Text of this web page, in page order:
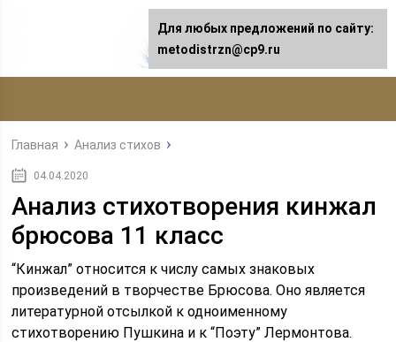
Главная Анализ стихов
04.04.2020
Анализ стихотворения кинжал
брюсова 11 класс
“Кинжал” относится к числу самых знаковых
произведений в творчестве Брюсова. Оно является
литературной отсылкой к одноименному
стихотворению Пушкина и к “Поэту” Лермонтова.
Для любых предложений по сайту:
metodistrzn@cp9.ru